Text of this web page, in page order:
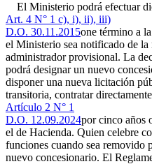
El Ministerio podrá efectuar
Art. 4 N° 1 c), i), ii), iii)
D.O. 30.11.2015one término a
el Ministerio sea notificado de la
administrador provisional. La
podrá designar un nuevo
disponer una nueva licitación
transitoria, contratar
Artículo 2 N° 1
D.O. 12.09.2024por cinco años
el de Hacienda. Quien celebre
funciones cuando sea removido
nuevo concesionario. El